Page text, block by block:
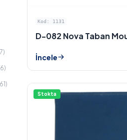
Kod: 1131
D-082 Nova Taban
İncele
Stokta